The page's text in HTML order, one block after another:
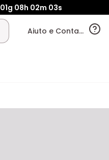
01g 08h 02m 02s
Aiuto e Contatti